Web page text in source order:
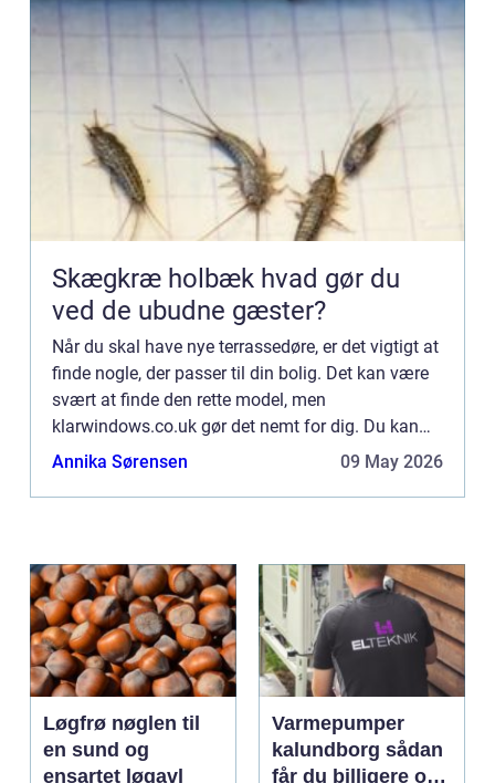
Skægkræ holbæk hvad gør du
ved de ubudne gæster?
Når du skal have nye terrassedøre, er det vigtigt at
finde nogle, der passer til din bolig. Det kan være
svært at finde den rette model, men
klarwindows.co.uk gør det nemt for dig. Du kan
selv designe dine egne terrassedøre og bestille
Annika Sørensen 09 May 2026
Løgfrø nøglen til
en sund og
ensartet løgavl
Varmepumper
kalundborg sådan
får du billigere og